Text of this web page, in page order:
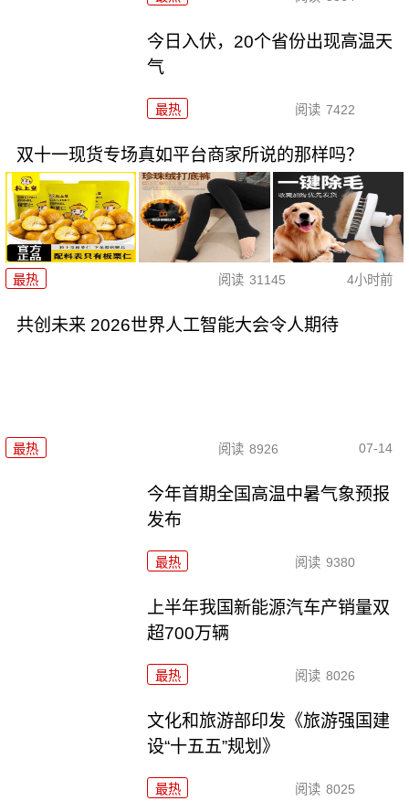
今日入伏，20个省份出现高温天
气
最热 阅读 7422
双十一现货专场真如平台商家所说的那样吗？
最热 阅读 31145 4小时前
共创未来 2026世界人工智能大会令人期待
最热 阅读 8926 07-14
今年首期全国高温中暑气象预报
发布
最热 阅读 9380
上半年我国新能源汽车产销量双
超700万辆
最热 阅读 8026
文化和旅游部印发《旅游强国建
设“十五五”规划》
最热 阅读 8025